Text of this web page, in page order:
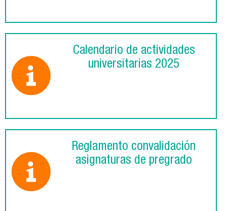
Calendario de actividades
universitarias 2025
Reglamento convalidación
asignaturas de pregrado